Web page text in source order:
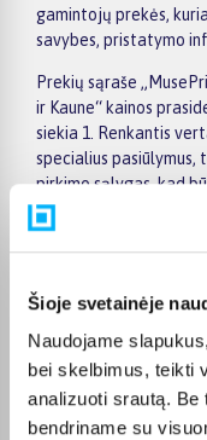
Šioje svetainėje
Naudojame
bei skelbimus, teikti
analizuoti srautą. Be
bendriname su
gamintojų prekės,
savybes, pristatymo
Prekių sąraše
ir Kaune“ kainos
siekia 1. Renkantis
specialius pasiūlymus,
pirkimo sąlygas, kad
poreikius atitinkantį
Papildomi
Peržiūrėkite
internetu patogiai.
aprašyme nurodytą